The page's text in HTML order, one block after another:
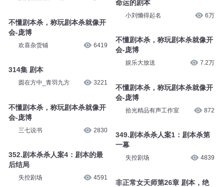
不懂剧本杀，称玩剧本杀就像开
会-庞博
欢喜杂货铺 6419
314集 剧本
圆在方中_青羽九方 3221
不懂剧本杀，称玩剧本杀就像开
会-庞博
三七说书 2830
352.剧本杀杀人案4：剧本的最
后结局
失控剧场 4591
命运的剧本
小刘懒得起名 6万
不懂剧本杀，称玩剧本杀就像开
会-庞博
娱乐大放送 7.2万
不懂剧本杀，称玩剧本杀就像开
会-庞博
拾光精品有声工作室 872
349.剧本杀杀人案1：剧本杀第
一幕
失控剧场 4839
非正常女天师第26章 剧本，绝